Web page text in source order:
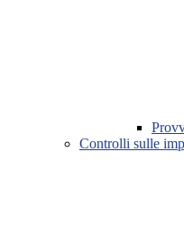
Controlli sulle